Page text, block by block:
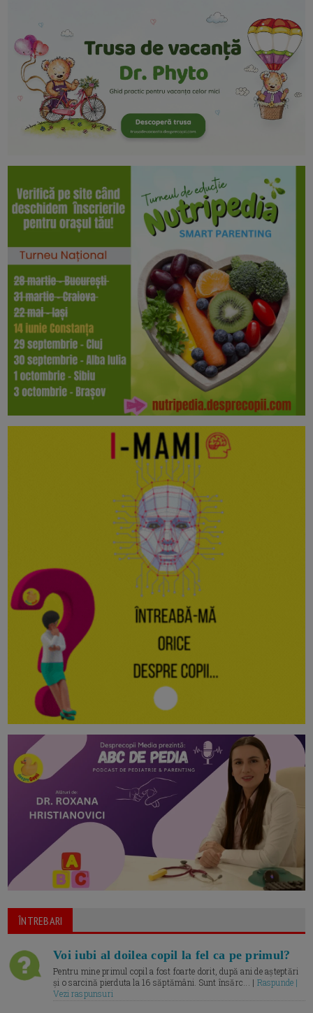
ÎNTREBARI
Voi iubi al doilea copil la fel ca pe primul?
Pentru mine primul copil a fost foarte dorit, după ani de așteptări
și o sarcină pierduta la 16 săptămâni. Sunt însărc... | Raspunde |
Vezi raspunsuri